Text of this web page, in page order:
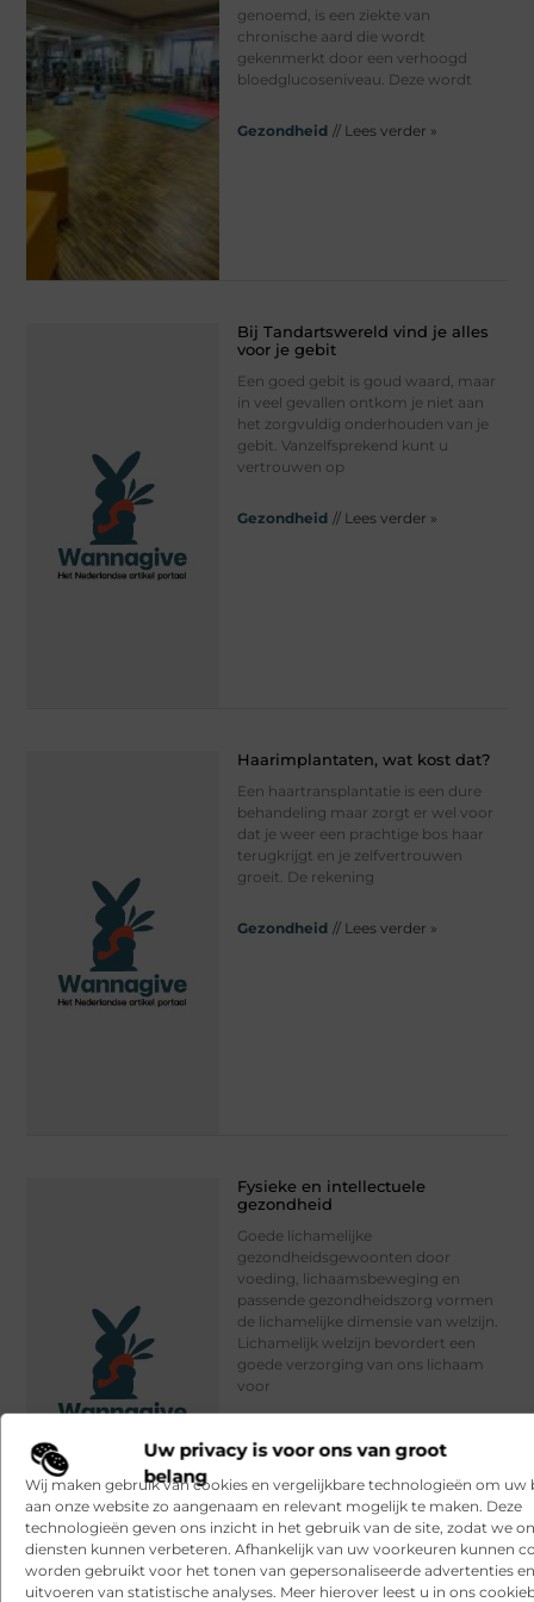
Uw privacy is voor ons van groot
belang
Wij maken gebruik van cookies en vergelijkbare technologieën om uw
aan onze website zo aangenaam en relevant mogelijk te maken. Deze
technologieën geven ons inzicht in het gebruik van de site, zodat we
diensten kunnen verbeteren. Afhankelijk van uw voorkeuren kunnen
worden gebruikt voor het tonen van gepersonaliseerde advertenties
uitvoeren van statistische analyses. Meer hierover leest u in ons
genoemd, is een ziekte van
chronische aard die wordt
gekenmerkt door een verhoogd
bloedglucoseniveau. Deze wordt
Gezondheid // Lees verder »
Bij Tandartswereld vind je alles
voor je gebit
Een goed gebit is goud waard, maar
in veel gevallen ontkom je niet aan
het zorgvuldig onderhouden van je
gebit. Vanzelfsprekend kunt u
vertrouwen op
Gezondheid // Lees verder »
Haarimplantaten, wat kost dat?
Een haartransplantatie is een dure
behandeling maar zorgt er wel voor
dat je weer een prachtige bos haar
terugkrijgt en je zelfvertrouwen
groeit. De rekening
Gezondheid // Lees verder »
Fysieke en intellectuele
gezondheid
Goede lichamelijke
gezondheidsgewoonten door
voeding, lichaamsbeweging en
passende gezondheidszorg vormen
de lichamelijke dimensie van welzijn.
Lichamelijk welzijn bevordert een
goede verzorging van ons lichaam
voor
Gezondheid